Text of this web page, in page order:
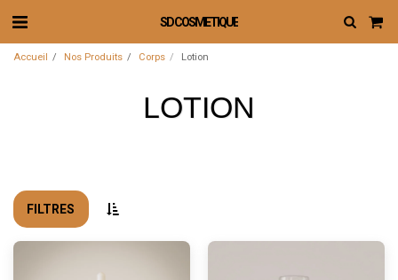
SD COSMETIQUE
Accueil Nos Produits Corps Lotion
LOTION
FILTRES